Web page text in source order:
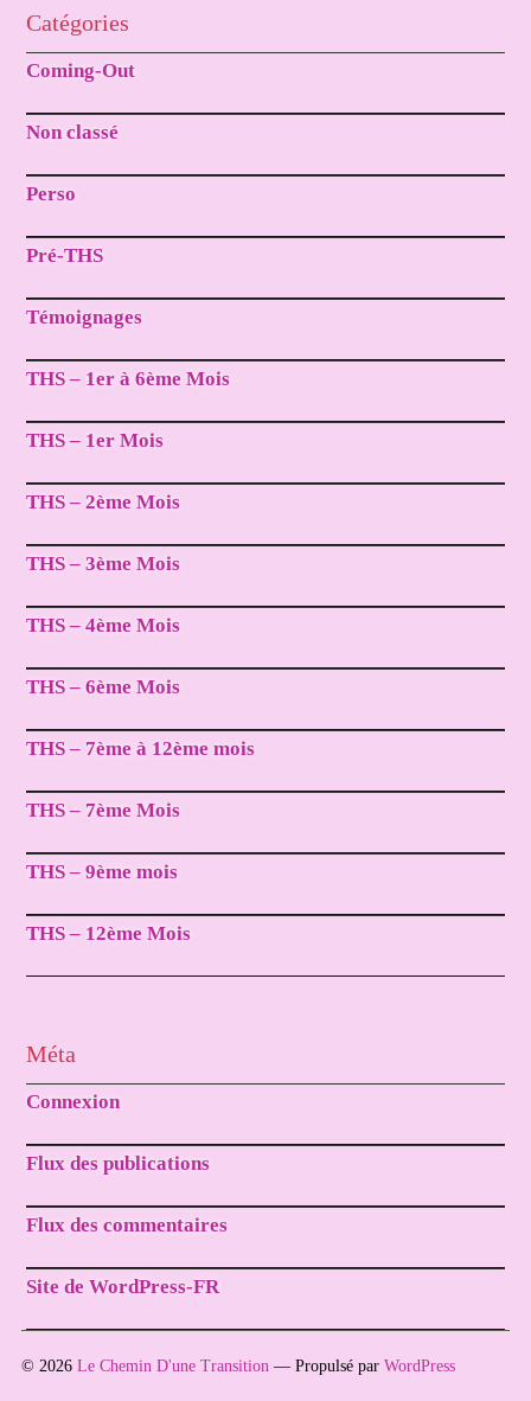
Catégories
Coming-Out
Non classé
Perso
Pré-THS
Témoignages
THS – 1er à 6ème Mois
THS – 1er Mois
THS – 2ème Mois
THS – 3ème Mois
THS – 4ème Mois
THS – 6ème Mois
THS – 7ème à 12ème mois
THS – 7ème Mois
THS – 9ème mois
THS – 12ème Mois
Méta
Connexion
Flux des publications
Flux des commentaires
Site de WordPress-FR
© 2026 Le Chemin D'une Transition — Propulsé par WordPress